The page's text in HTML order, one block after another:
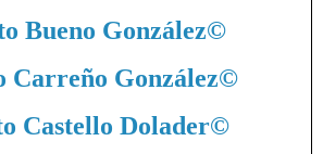
Bueno González©
Carreño González©
Castello Dolader©